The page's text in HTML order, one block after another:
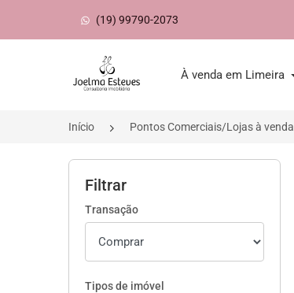
(19) 99790-2073
Página inicial
À venda em Limeira
Início Pontos Comerciais/Lojas à venda
Filtrar
Transação
Tipos de imóvel